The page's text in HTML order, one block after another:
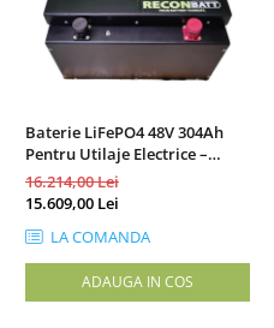
Baterie LiFePO4 48V 304Ah
Pentru Utilaje Electrice –
Performanta Industriala,
Construita In Romania
16.214,00 Lei
15.609,00 Lei
LA COMANDA
ADAUGA IN COS